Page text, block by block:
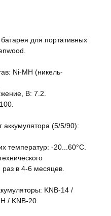
для портативных
Ni-MH (никель-
В: 7.2.
аккумулятора (5/5/90):
температур: -20...60°С.
в 4-6 месяцев.
KNB-14 /
/ KNB-20.